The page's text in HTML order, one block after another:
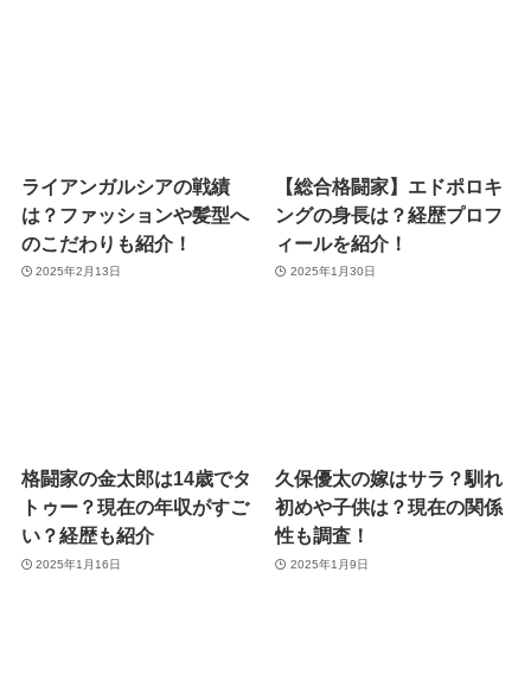
ライアンガルシアの戦績
は？ファッションや髪型へ
のこだわりも紹介！
2025年2月13日
【総合格闘家】エドポロキ
ングの身長は？経歴プロフ
ィールを紹介！
2025年1月30日
格闘家の金太郎は14歳でタ
トゥー？現在の年収がすご
い？経歴も紹介
2025年1月16日
久保優太の嫁はサラ？馴れ
初めや子供は？現在の関係
性も調査！
2025年1月9日